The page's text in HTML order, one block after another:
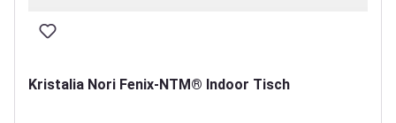
Kristalia Nori Fenix-NTM® Indoor Tisch